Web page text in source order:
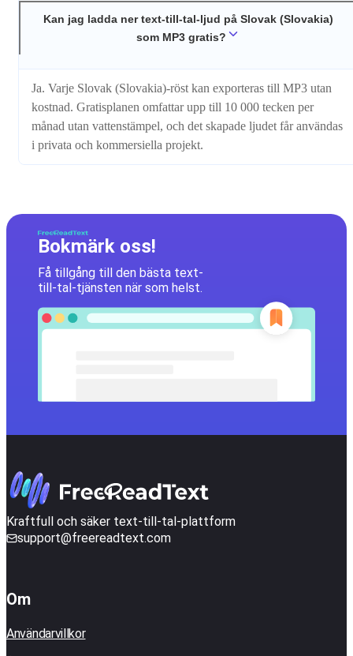
Kan jag ladda ner text-till-tal-ljud på Slovak (Slovakia)
som MP3 gratis?
Ja. Varje Slovak (Slovakia)-röst kan exporteras till MP3 utan
kostnad. Gratisplanen omfattar upp till 10 000 tecken per
månad utan vattenstämpel, och det skapade ljudet får användas
i privata och kommersiella projekt.
Bokmärk oss!
Få tillgång till den bästa text-
till-tal-tjänsten när som helst.
Kraftfull och säker text-till-tal-plattform
support@freereadtext.com
Om
Användarvillkor